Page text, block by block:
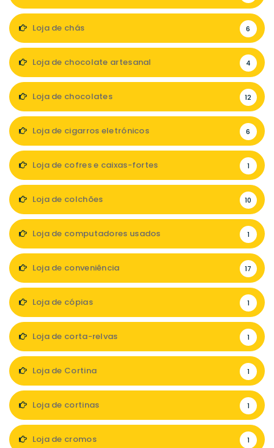
Loja de chás 6
Loja de chocolate artesanal 4
Loja de chocolates 12
Loja de cigarros eletrónicos 6
Loja de cofres e caixas-fortes 1
Loja de colchões 10
Loja de computadores usados 1
Loja de conveniência 17
Loja de cópias 1
Loja de corta-relvas 1
Loja de Cortina 1
Loja de cortinas 1
Loja de cromos 1